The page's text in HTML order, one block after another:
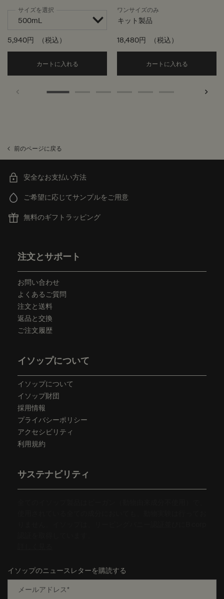
サイズを選択
5,940円 （税込）
カートに入れる Add the レバレンス ハンドウォッシュ to cart
ーキーな香りのデュオ
ワンサイズのみ
キット製品
18,480円 （税込）
カートに入れる
前のページに戻る
安全なお支払い方法
ご希望に応じてサンプルをご用意
無料のギフトラッピング
注文とサポート
お問い合わせ
よくあるご質問
注文と送料
返品と交換
ご注文履歴
イソップについて
イソップについて
イソップ財団
採用情報
プライバシーポリシー
アクセシビリティ
利用規約
サステナビリティ
イソップのニュースレターを購読する
メールアドレス*